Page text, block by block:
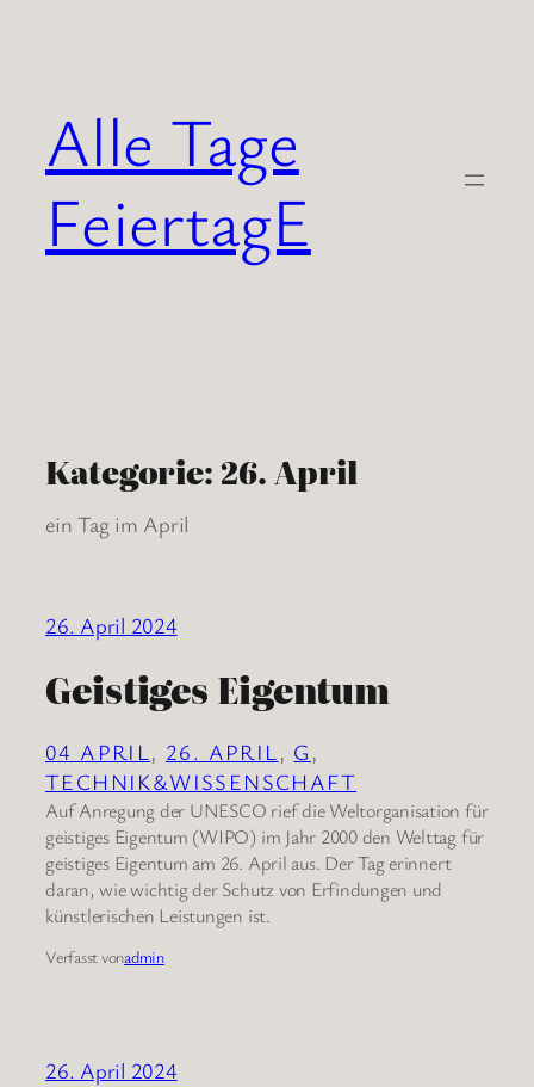
Alle Tage
FeiertagE
Kategorie: 26. April
ein Tag im April
26. April 2024
Geistiges Eigentum
04 APRIL, 26. APRIL, G
TECHNIK&WISSENSCHAFT
Auf Anregung der UNESCO rief die Weltorganisation für
geistiges Eigentum (WIPO) im Jahr 2000 den Welttag für
geistiges Eigentum am 26. April aus. Der Tag erinnert
daran, wie wichtig der Schutz von Erfindungen und
künstlerischen Leistungen ist.
Verfasst vonadmin
26. April 2024